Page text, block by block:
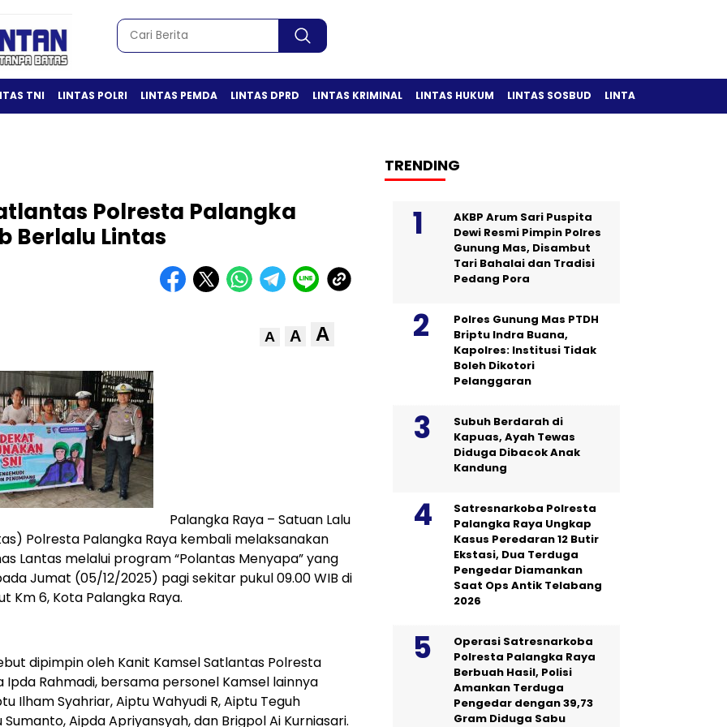
TNI LINTAS POLRI LINTAS PEMDA LINTAS DPRD LINTAS KRIMINAL LINTAS HUKUM LINTAS SOSBUD LINTAS OLAH RAGA
Polresta Palangka
Berlalu Lintas
A A A
Palangka Raya – Satuan Lalu
Polresta Palangka Raya kembali melaksanakan
Lantas melalui program “Polantas Menyapa” yang
Jumat (05/12/2025) pagi sekitar pukul 09.00 WIB di
Km 6, Kota Palangka Raya.
dipimpin oleh Kanit Kamsel Satlantas Polresta
Ipda Rahmadi, bersama personel Kamsel lainnya
Ilham Syahriar, Aiptu Wahyudi R, Aiptu Teguh
Sumanto, Aipda Apriyansyah, dan Brigpol Ai Kurniasari.
TRENDING
AKBP Arum Sari Puspita
Dewi Resmi Pimpin Polres
Gunung Mas, Disambut
Tari Bahalai dan Tradisi
Pedang Pora
Polres Gunung Mas PTDH
Briptu Indra Buana,
Kapolres: Institusi Tidak
Boleh Dikotori
Pelanggaran
Subuh Berdarah di
Kapuas, Ayah Tewas
Diduga Dibacok Anak
Kandung
Satresnarkoba Polresta
Palangka Raya Ungkap
Kasus Peredaran 12 Butir
Ekstasi, Dua Terduga
Pengedar Diamankan
Saat Ops Antik Telabang
2026
Operasi Satresnarkoba
Polresta Palangka Raya
Berbuah Hasil, Polisi
Amankan Terduga
Pengedar dengan 39,73
Gram Diduga Sabu